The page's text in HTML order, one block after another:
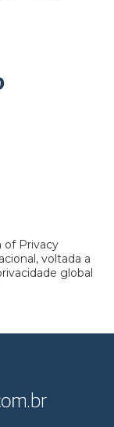
of Privacy
voltada a
global